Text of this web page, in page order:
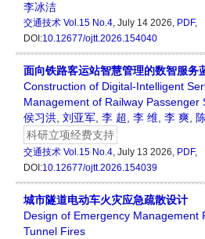
李冰洁
交通技术 Vol.15 No.4, July 14 2026, PDF,
DOI:10.12677/ojtt.2026.154040
面向铁路客运站智慧管理的数智服务
Construction of Digital-Intelligent
Management of Railway Passenger
侯习洪, 刘亚军, 李 超, 李 维, 李 爽,
科研立项经费支持
交通技术 Vol.15 No.4, July 13 2026, PDF,
DOI:10.12677/ojtt.2026.154039
城市隧道电动车火灾应急疏散设计
Design of Emergency Management
Tunnel Fires